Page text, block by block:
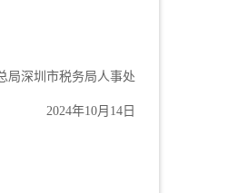
局深圳市税务局人事处
2024年10月14日